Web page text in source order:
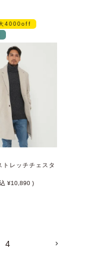
4000off
トレッチチェスタ
10,890
4